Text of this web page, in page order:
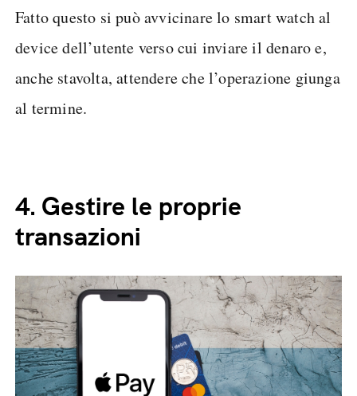
Fatto questo si può avvicinare lo smart watch al
device dell’utente verso cui inviare il denaro e,
anche stavolta, attendere che l’operazione giunga
al termine.
4. Gestire le proprie
transazioni